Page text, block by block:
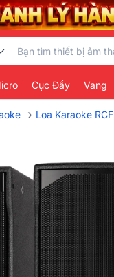
Cục Đẩy Vang
› Loa Karaoke RCF